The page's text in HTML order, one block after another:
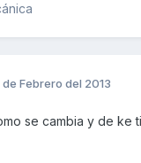
de Febrero del 2013
se cambia y de ke